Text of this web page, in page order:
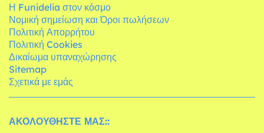
Η Funidelia στον κόσμο
Νομική σημείωση και Όροι πωλήσεων
Πολιτική Απορρήτου
Πολιτική Cookies
Δικαίωμα υπαναχώρησης
Sitemap
Σχετικά με εμάς
ΑΚΟΛΟΥΘΉΣΤΕ ΜΑΣ::